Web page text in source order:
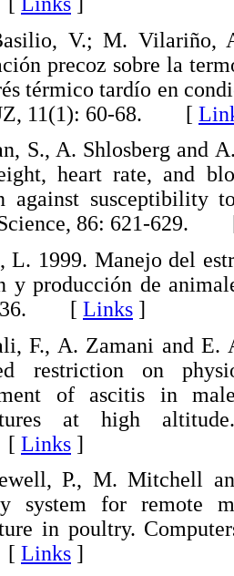
V.; M. Vilariño,
precoz sobre la
térmico tardío en
11(1): 60-68. [
S., A. Shlosberg and
heart rate, and
against susceptibility
86: 621-
L. 1999. Manejo del
y producción de
- 36. [ Links ]
F., A. Zamani and E.
restriction on
of ascitis in
at high
[ Links ]
P., M. Mitchell
system for remote
in poultry.
[ Links ]